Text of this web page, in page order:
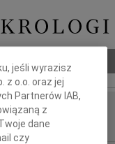
jeśli wyrazisz
z o.o. oraz jej
Partnerów IAB,
z
dane
czy